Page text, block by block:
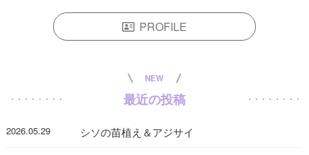
PROFILE
NEW
最近の投稿
2026.05.29 シソの苗植え＆アジサイ